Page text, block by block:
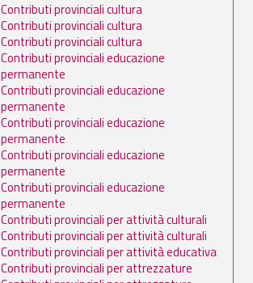
Contributi provinciali cultura
Contributi provinciali cultura
Contributi provinciali cultura
Contributi provinciali educazione
permanente
Contributi provinciali educazione
permanente
Contributi provinciali educazione
permanente
Contributi provinciali educazione
permanente
Contributi provinciali educazione
permanente
Contributi provinciali per attività culturali
Contributi provinciali per attività culturali
Contributi provinciali per attività educativa
Contributi provinciali per attrezzature